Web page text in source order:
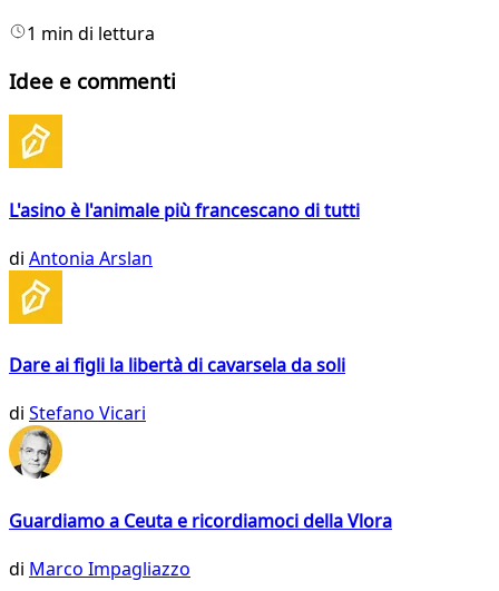
1 min di lettura
Idee e commenti
L'asino è l'animale più francescano di tutti
di Antonia Arslan
Dare ai figli la libertà di cavarsela da soli
di Stefano Vicari
Guardiamo a Ceuta e ricordiamoci della Vlora
di Marco Impagliazzo